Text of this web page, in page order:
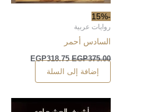
-15%
روايات عربية
السادس أحمر
EGP375.00
EGP318.75
إضافة إلى السلة